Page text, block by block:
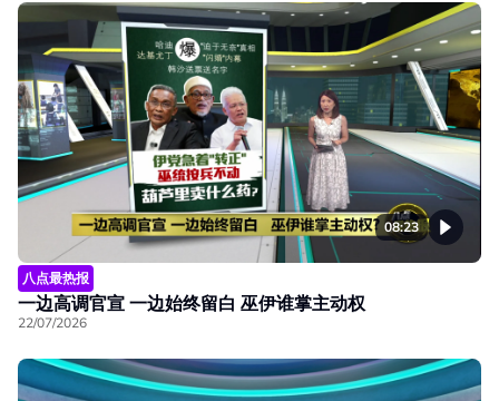
08:23
八点最热报
一边高调官宣 一边始终留白 巫伊谁掌主动权
22/07/2026